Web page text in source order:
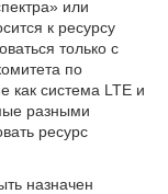
или
к ресурсу
только с
по
как система LTE и
разными
ресурс
назначен